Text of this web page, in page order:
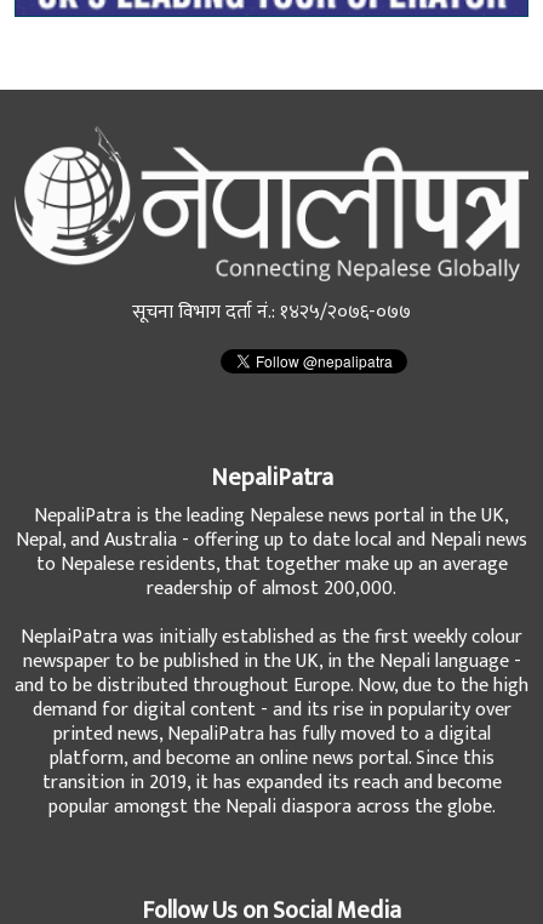
सूचना विभाग दर्ता नं.: १४२५/२०७६-०७७
Nepal, and Australia - offering up to date local and Nepali news
to Nepalese residents, that together make up an average
readership of almost 200,000.
NeplaiPatra was initially established as the first weekly colour
newspaper to be published in the UK, in the Nepali language -
and to be distributed throughout Europe. Now, due to the high
demand for digital content - and its rise in popularity over
printed news, NepaliPatra has fully moved to a digital
platform, and become an online news portal. Since this
transition in 2019, it has expanded its reach and become
popular amongst the Nepali diaspora across the globe.